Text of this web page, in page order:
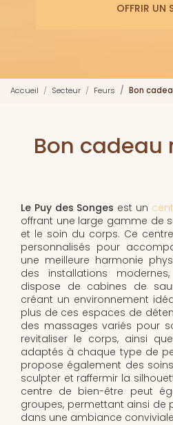
OFFRIR UN
Accueil Secteur Feurs Bon
Bon cadeau
Le Puy des Songes est un
offrant une large gamme de
et le soin du corps. Ce
personnalisés pour
une meilleure harmonie
des installations modernes,
dispose de cabines de
créant un environnement
plus de ces espaces de
des massages variés pour
revitaliser le corps, ainsi
adaptés à chaque type de
propose également des
sculpter et raffermir la
centre de bien-être peut
groupes, permettant ainsi de
dans une ambiance